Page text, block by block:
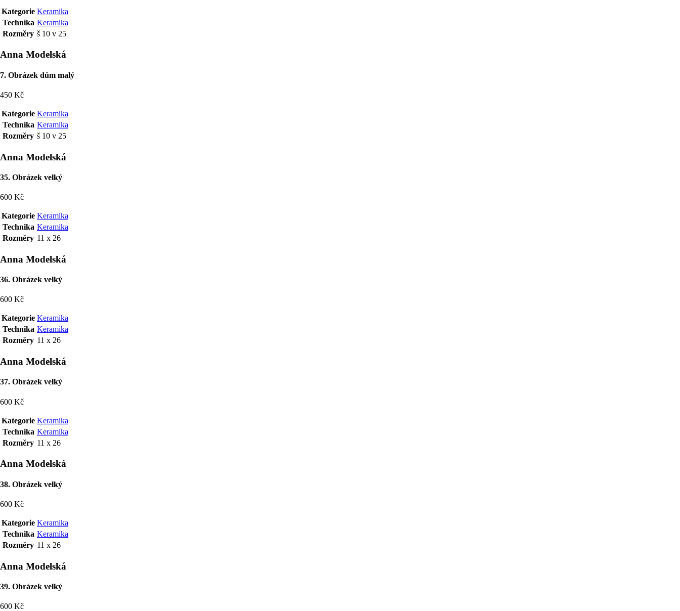
Kategorie Keramika
Technika Keramika
Rozměry š 10 v 25
Anna Modelská
7. Obrázek dům malý
450 Kč
Kategorie Keramika
Technika Keramika
Rozměry š 10 v 25
Anna Modelská
35. Obrázek velký
600 Kč
Kategorie Keramika
Technika Keramika
Rozměry 11 x 26
Anna Modelská
36. Obrázek velký
600 Kč
Kategorie Keramika
Technika Keramika
Rozměry 11 x 26
Anna Modelská
37. Obrázek velký
600 Kč
Kategorie Keramika
Technika Keramika
Rozměry 11 x 26
Anna Modelská
38. Obrázek velký
600 Kč
Kategorie Keramika
Technika Keramika
Rozměry 11 x 26
Anna Modelská
39. Obrázek velký
600 Kč